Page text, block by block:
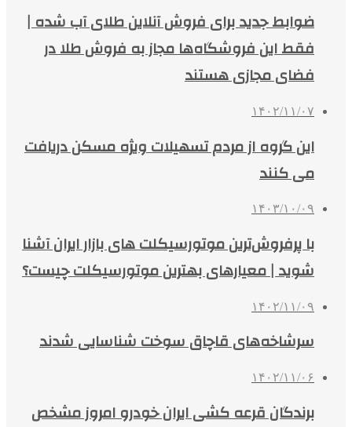
ضوابط جدید برای فروش آنلاین طلای آب شده |
فقط این فروشگاه‌ها مجاز به فروش طلا در
فضای مجازی هستند
۱۴۰۲/۱۱/۰۷
این گروه از مردم تسهیلات ویژه مسکن دریافت
می کنند
۱۴۰۳/۱۰/۰۹
با پرفروش‌ترین موتورسیکلت‌ های بازار ایران آشنا
شوید | معیارهای بهترین موتورسیکلت چیست؟
۱۴۰۲/۱۱/۰۹
سرشاخه‌های قاچاق سوخت شناسایی شدند
۱۴۰۲/۱۱/۰۶
برندگان قرعه کشی ایران خودرو امروز مشخص